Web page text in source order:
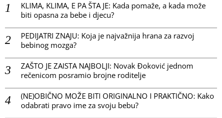
KLIMA, KLIMA, E PA ŠTA JE: Kada pomaže, a kada može
biti opasna za bebe i djecu?
PEDIJATRI ZNAJU: Koja je najvažnija hrana za razvoj
bebinog mozga?
ZAŠTO JE ZAISTA NAJBOLJI: Novak Đoković jednom
rečenicom posramio brojne roditelje
(NE)OBIČNO MOŽE BITI ORIGINALNO I PRAKTIČNO: Kako
odabrati pravo ime za svoju bebu?